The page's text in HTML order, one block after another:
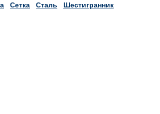
Сетка Сталь Шестигранник